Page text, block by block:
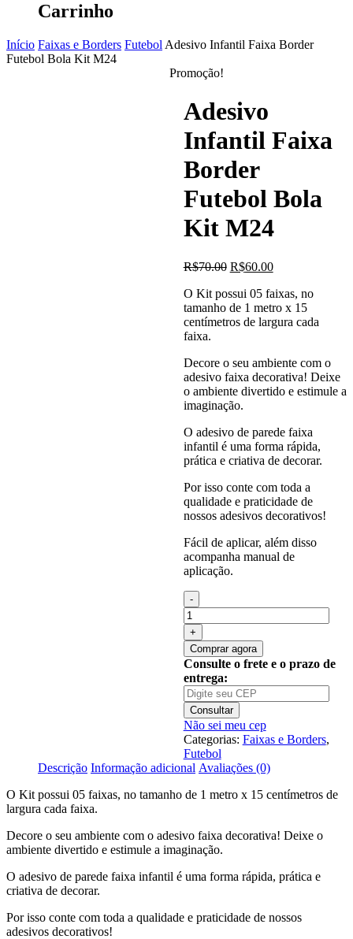
Carrinho
Início Faixas e Borders Futebol Adesivo Infantil Faixa Border
Futebol Bola Kit M24
Promoção!
Adesivo
Infantil Faixa
Border
Futebol Bola
Kit M24
R$70.00 O
original
era:
R$70.00.
R$60.00O
atual
é:
R$60.00.
O Kit possui 05 faixas, no
tamanho de 1 metro x 15
centímetros de largura cada
faixa.
Decore o seu ambiente com o
adesivo faixa decorativa! Deixe
o ambiente divertido e estimule a
imaginação.
O adesivo de parede faixa
infantil é uma forma rápida,
prática e criativa de decorar.
Por isso conte com toda a
qualidade e praticidade de
nossos adesivos decorativos!
Fácil de aplicar, além disso
acompanha manual de
aplicação.
Quantidade
de
Adesivo
Infantil
Faixa
Border
Futebol
Bola
Kit
M24
Comprar agora
Consulte o frete e o prazo de
entrega:
Consultar
Não sei meu cep
Categorias: Faixas e Borders,
Futebol
Descrição Informação adicional Avaliações (0)
O Kit possui 05 faixas, no tamanho de 1 metro x 15 centímetros de
largura cada faixa.
Decore o seu ambiente com o adesivo faixa decorativa! Deixe o
ambiente divertido e estimule a imaginação.
O adesivo de parede faixa infantil é uma forma rápida, prática e
criativa de decorar.
Por isso conte com toda a qualidade e praticidade de nossos
adesivos decorativos!